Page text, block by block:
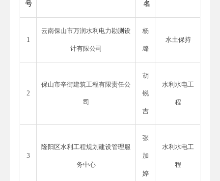
号 名
1
云南保山市万润水利电力勘测设
计有限公司
杨
璐
水土保持
2
保山市辛街建筑工程有限责任公
司
胡
锐
吉
水利水电工
程
3
隆阳区水利工程规划建设管理服
务中心
张
加
婷
水利水电工
程